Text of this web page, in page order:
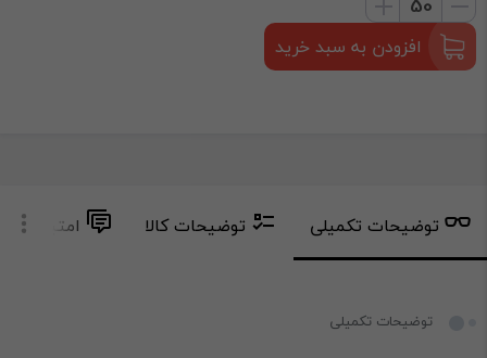
افزودن به سبد خرید
توضیحات تکمیلی توضیحات کالا امتیاز و
توضیحات تکمیلی